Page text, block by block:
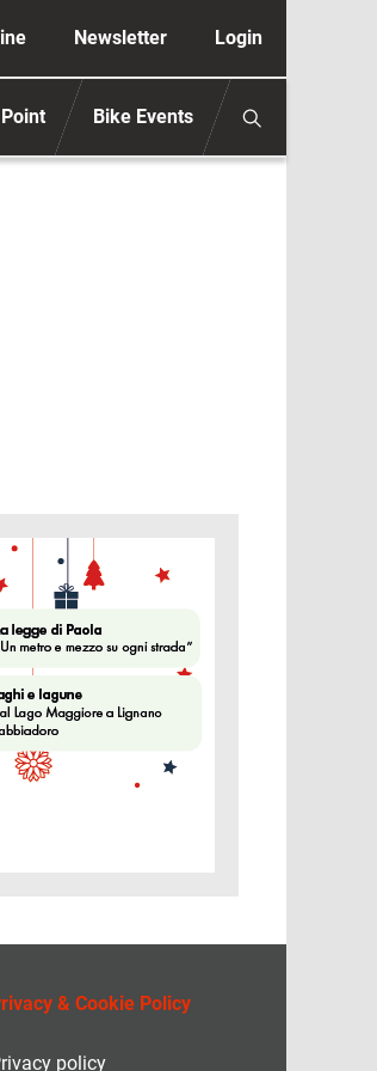
anonimo
Newsletter Login
Bike Events
& Cookie Policy
policy